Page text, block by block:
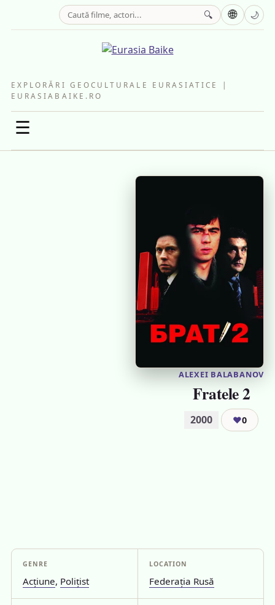
EXPLORĂRI GEOCULTURALE EURASIATICE |
EURASIABAIKE.RO
☰
🔍 🌐 🌙
ALEXEI BALABANOV
Fratele 2
2000 ❤0
GENRE
Acțiune, Polițist
LOCATION
Federația Rusă